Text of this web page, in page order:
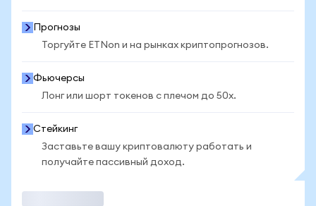
Прогнозы
Торгуйте ETNon и на рынках криптопрогнозов.
Фьючерсы
Лонг или шорт токенов с плечом до 50x.
Стейкинг
Заставьте вашу криптовалюту работать и
получайте пассивный доход.